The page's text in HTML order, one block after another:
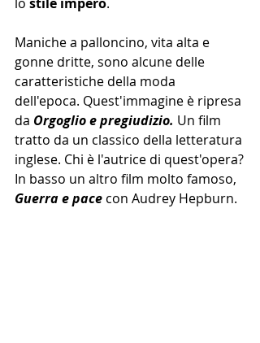
Maniche a palloncino, vita alta e
gonne dritte, sono alcune delle
caratteristiche della moda
dell'epoca. Quest'immagine è ripresa
da Orgoglio e pregiudizio. Un film
tratto da un classico della letteratura
inglese. Chi è l'autrice di quest'opera?
In basso un altro film molto famoso,
Guerra e pace con Audrey Hepburn.